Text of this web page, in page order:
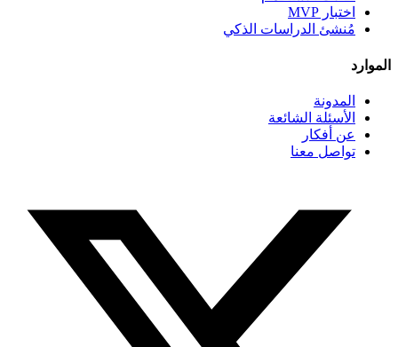
اختبار MVP
مُنشئ الدراسات الذكي
الموارد
المدونة
الأسئلة الشائعة
عن أفكار
تواصل معنا